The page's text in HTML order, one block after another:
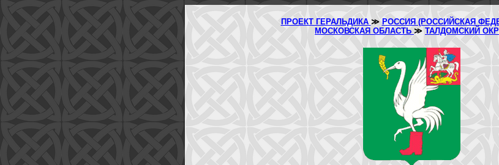
ПРОЕКТ ГЕРАЛЬДИКА ≫ РОССИЯ (РОССИЙСКАЯ
МОСКОВСКАЯ ОБЛАСТЬ ≫ ТАЛДОМСКИЙ